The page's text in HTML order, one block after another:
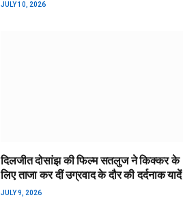
JULY 10, 2026
दिलजीत दोसांझ की फिल्म सतलुज ने किक्कर के
लिए ताजा कर दीं उग्रवाद के दौर की दर्दनाक यादें
JULY 9, 2026